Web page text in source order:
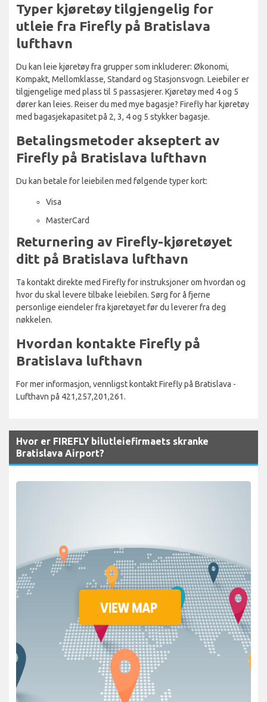
Typer kjøretøy tilgjengelig for
utleie fra Firefly på Bratislava
lufthavn
Du kan leie kjøretøy fra grupper som inkluderer: Økonomi,
Kompakt, Mellomklasse, Standard og Stasjonsvogn. Leiebiler er
tilgjengelige med plass til 5 passasjerer. Kjøretøy med 4 og 5
dører kan leies. Reiser du med mye bagasje? Firefly har kjøretøy
med bagasjekapasitet på 2, 3, 4 og 5 stykker bagasje.
Betalingsmetoder akseptert av
Firefly på Bratislava lufthavn
Du kan betale for leiebilen med følgende typer kort:
Visa
MasterCard
Returnering av Firefly-kjøretøyet
ditt på Bratislava lufthavn
Ta kontakt direkte med Firefly for instruksjoner om hvordan og
hvor du skal levere tilbake leiebilen. Sørg for å fjerne
personlige eiendeler fra kjøretøyet før du leverer fra deg
nøkkelen.
Hvordan kontakte Firefly på
Bratislava lufthavn
For mer informasjon, vennligst kontakt Firefly på Bratislava -
Lufthavn på 421,257,201,261.
Hvor er FIREFLY bilutleiefirmaets skranke
Bratislava Airport?